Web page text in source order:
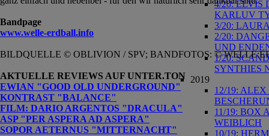
4/20: ELVIS
KARLUV
3/20:
2/20:
UND
1/20:
SYNTHIES
2019
12/19:
11/19: BOX
WEIBLICH
10/19:
Bandpage
www.welle-erdball.info
BILDQUELLE © OBLIVION / SPV; BANDFOTOS: ©
AKTUELLE REVIEWS AUF UNTER.TON
EWIAN "GOOD OLD UNDERGROUND"
KONTRAST "BALANCE"
FILM: DARIO ARGENTOS "DRACULA"
ASP "PER ASPERA AD ASPERA"
SOPOR AETERNUS "MITTERNACHT"